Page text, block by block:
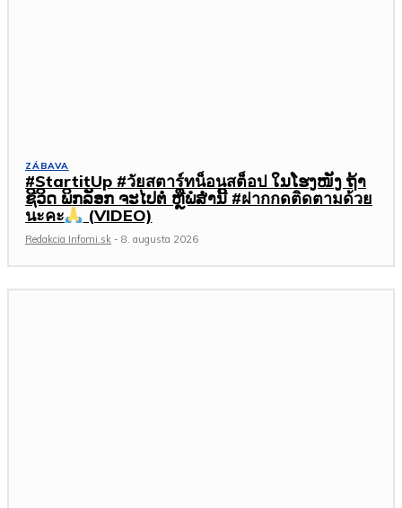
ZÁBAVA
#StartitUp #วัยสตาร์ทน็อนสต็อป ໃນໂຮງໜັງ ຖ້າ
ຊີວິດ ພິກລັອກ ຈະໄປຕໍ່ ຫຼືພໍສໍ່ານີ້ #ฝากกดติดตามด้วย
นะคะ
(VIDEO)
Redakcia Infomi.sk - 8. augusta 2026